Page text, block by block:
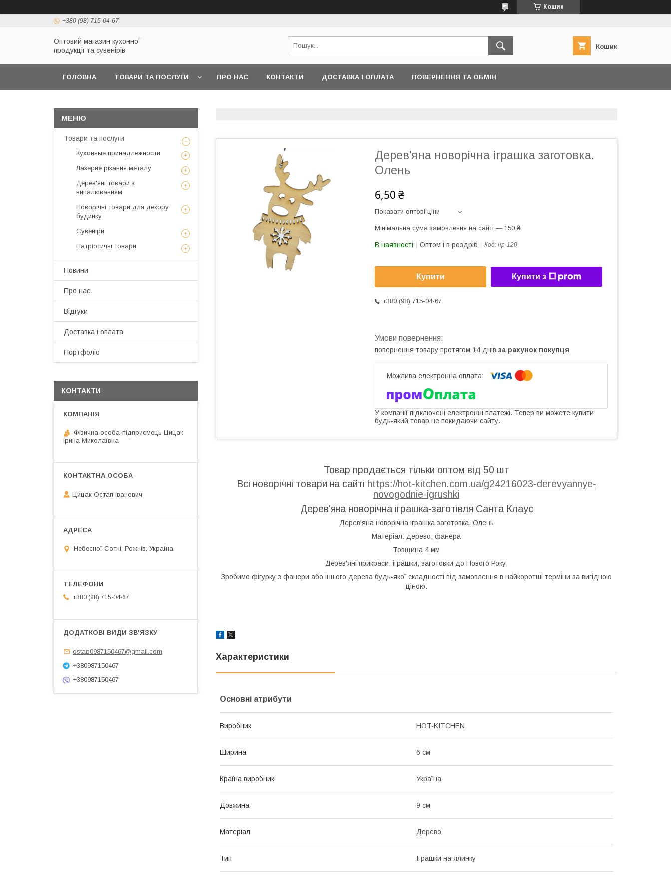
Кошик
+380 (98) 715-04-67
Оптовий магазин кухонної
продукції та сувенірів
Кошик
ГОЛОВНА ТОВАРИ ТА ПОСЛУГИ ПРО НАС КОНТАКТИ ДОСТАВКА І ОПЛАТА ПОВЕРНЕННЯ ТА ОБМІН
Дерев'яна новорічна іграшка заготовка.
Олень
6,50 ₴
Показати оптові ціни
Мінімальна сума замовлення на сайті — 150 ₴
В наявності Оптом і в роздріб Код: нр-120
Купити Купити з
+380 (98) 715-04-67
повернення товару протягом 14 днів за рахунок покупця
У компанії підключені електронні платежі. Тепер ви можете купити
будь-який товар не покидаючи сайту.
Товар продається тільки оптом від 50 шт
Всі новорічні товари на сайті https://hot-kitchen.com.ua/g24216023-derevyannye-
novogodnie-igrushki
Дерев'яна новорічна іграшка-заготівля Санта Клаус
Дерев'яна новорічна іграшка заготовка. Олень
Матеріал: дерево, фанера
Товщина 4 мм
Дерев'яні прикраси, іграшки, заготовки до Нового Року.
Зробимо фігурку з фанери або іншого дерева будь-якої складності під замовлення в найкоротші терміни за вигідною
ціною.
Характеристики
Основні атрибути
Виробник HOT-KITCHEN
Ширина 6 см
Країна виробник Україна
Довжина 9 см
Матеріал Дерево
Тип Іграшки на ялинку
Товари та послуги
Кухонные принадлежности
Лазерне різання металу
Дерев'яні товари з
випалюванням
Новорічні товари для декору
будинку
Сувеніри
Патріотичні товари
Новини
Про нас
Відгуки
Доставка і оплата
Портфоліо
КОНТАКТИ
Фізична особа-підприємець Цицак
Ірина Миколаївна
Цицак Остап Іванович
Небесної Сотні, Рожнів, Україна
+380 (98) 715-04-67
ostap0987150467@gmail.com
+380987150467
+380987150467